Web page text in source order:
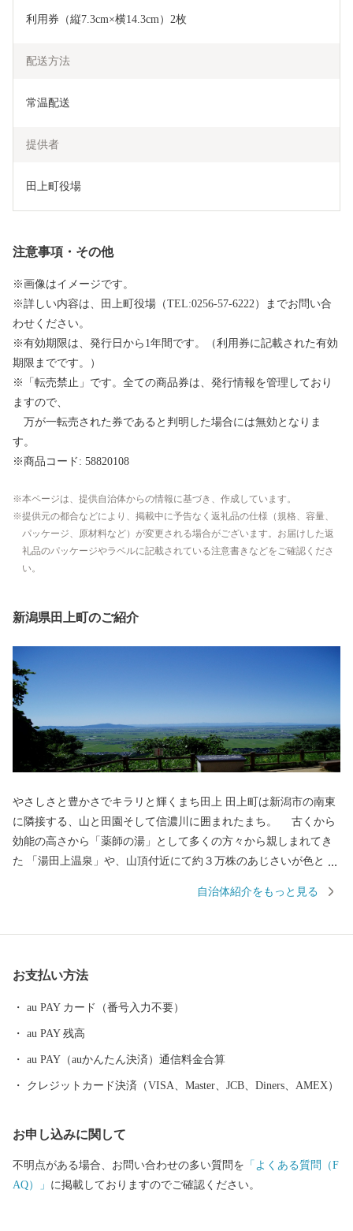
利用券（縦7.3cm×横14.3cm）2枚
配送方法
常温配送
提供者
田上町役場
注意事項・その他
※画像はイメージです。
※詳しい内容は、田上町役場（TEL:0256-57-6222）までお問い合
わせください。
※有効期限は、発行日から1年間です。（利用券に記載された有効
期限までです。）
※「転売禁止」です。全ての商品券は、発行情報を管理しており
ますので、
万が一転売された券であると判明した場合には無効となりま
す。
※商品コード: 58820108
本ページは、提供自治体からの情報に基づき、作成しています。
提供元の都合などにより、掲載中に予告なく返礼品の仕様（規格、容量、
パッケージ、原材料など）が変更される場合がございます。お届けした返
礼品のパッケージやラベルに記載されている注意書きなどをご確認くださ
い。
新潟県田上町のご紹介
やさしさと豊かさでキラリと輝くまち田上 田上町は新潟市の南東
に隣接する、山と田園そして信濃川に囲まれたまち。 古くから
効能の高さから「薬師の湯」として多くの方々から親しまれてき
た 「湯田上温泉」や、山頂付近にて約３万株のあじさいが色とり
自治体紹介をもっと見る
お支払い方法
au PAY カード（番号入力不要）
au PAY 残高
au PAY（auかんたん決済）通信料金合算
クレジットカード決済（VISA、Master、JCB、Diners、AMEX）
お申し込みに関して
不明点がある場合、お問い合わせの多い質問を 「よくある質問（F
AQ）」 に掲載しておりますのでご確認ください。